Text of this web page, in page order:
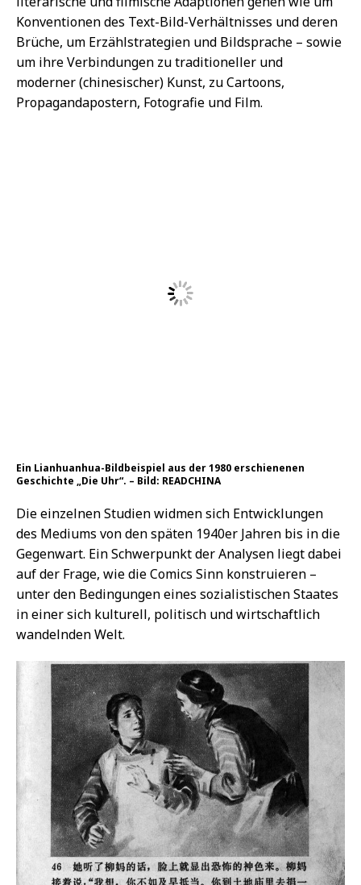
Konventionen des Text-Bild-Verhältnisses und deren
Brüche, um Erzählstrategien und Bildsprache – sowie
um ihre Verbindungen zu traditioneller und
moderner (chinesischer) Kunst, zu Cartoons,
Propagandapostern, Fotografie und Film.
unter den Bedingungen eines sozialistischen Staates
in einer sich kulturell, politisch und wirtschaftlich
Der Zeichenstil kann unterschiedlich ausfallen, oft typisch
Comic-artig, manchmal eher wie auf Propaganda-Plakaten. –
„Unser Projekt hat das Ziel, den Begriff Lianhuanhua
als eigenständiges Genre mit einem spezifischen
Entstehungskontext sowie als eigenes Forschungsfeld
zu definieren“, sagt Henningsen. „So wie etwa
Mangas oder Bandes Dessinées.“